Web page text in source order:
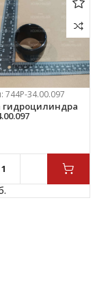
744Р-34.00.097
гидроцилиндра